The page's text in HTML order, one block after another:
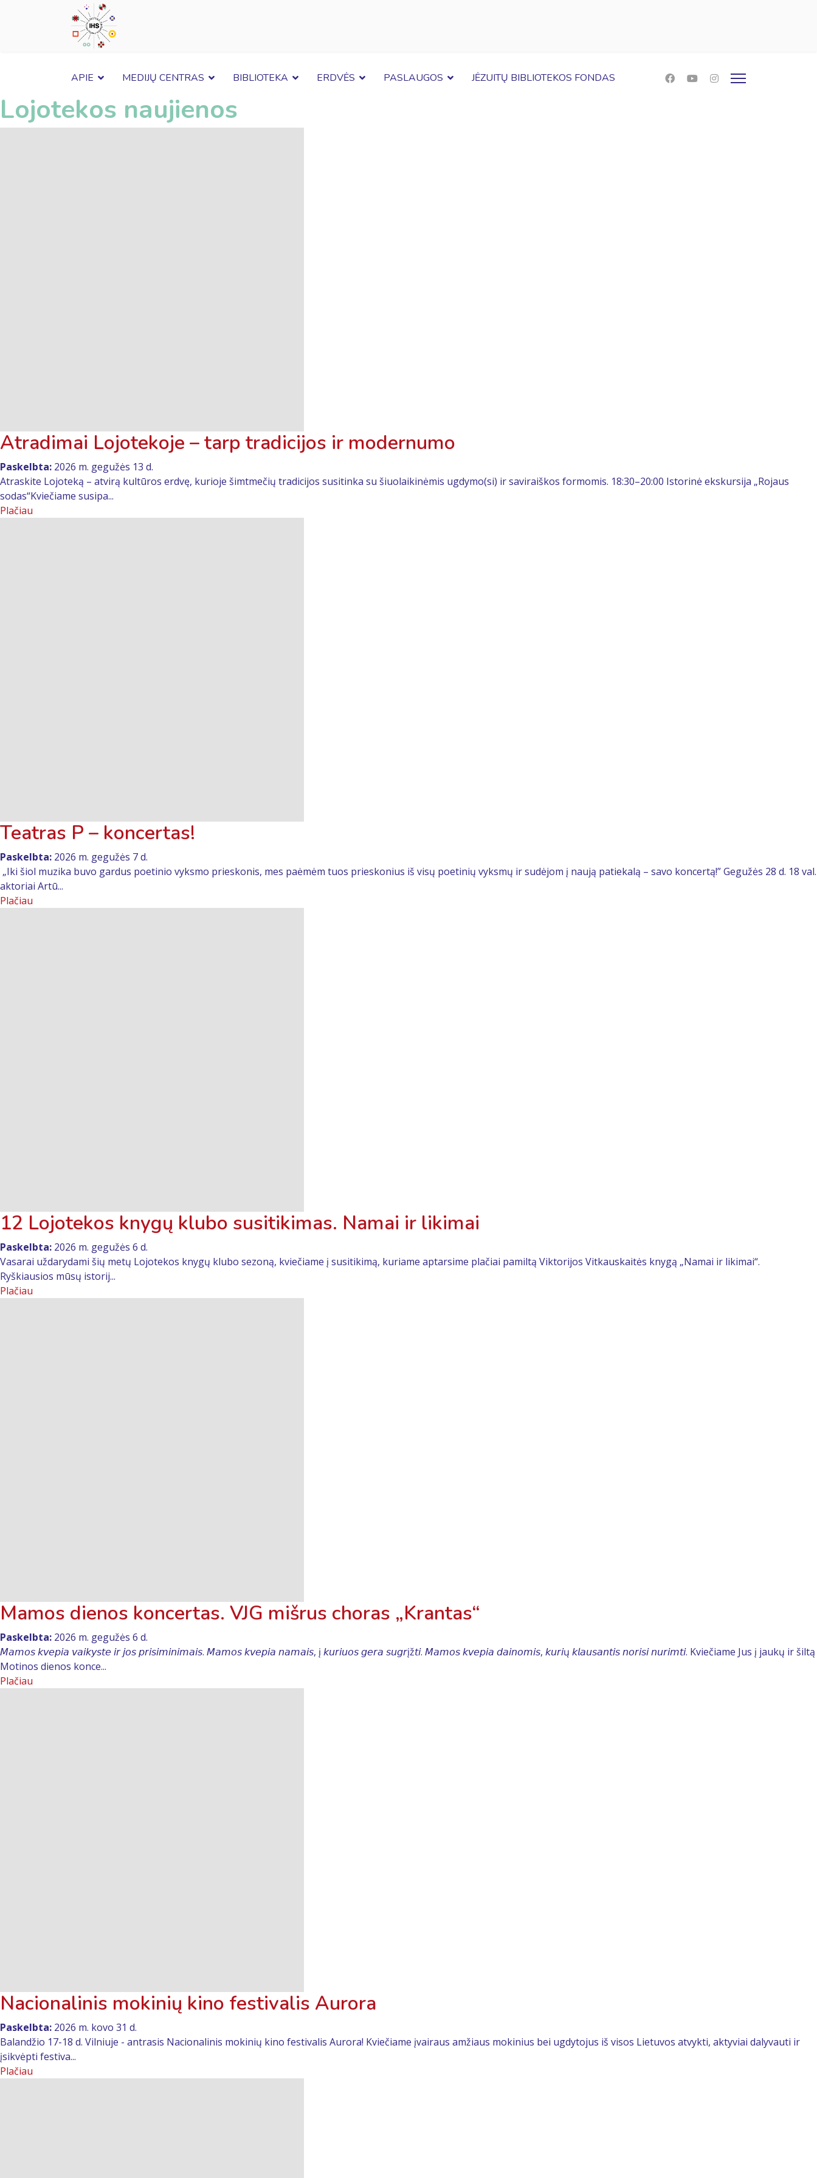
APIE MEDIJŲ CENTRAS BIBLIOTEKA ERDVĖS PASLAUGOS JĖZUITŲ BIBLIOTEKOS FONDAS
Lojotekos naujienos
Atradimai Lojotekoje – tarp tradicijos ir modernumo
Paskelbta: 2026 m. gegužės 13 d.
Atraskite Lojoteką – atvirą kultūros erdvę, kurioje šimtmečių tradicijos susitinka su šiuolaikinėmis ugdymo(si) ir saviraiškos formomis. 18:30–20:00 Istorinė ekskursija „Rojaus
sodas“Kviečiame susipa...
Plačiau
Teatras P – koncertas!
Paskelbta: 2026 m. gegužės 7 d.
„Iki šiol muzika buvo gardus poetinio vyksmo prieskonis, mes paėmėm tuos prieskonius iš visų poetinių vyksmų ir sudėjom į naują patiekalą – savo koncertą!” Gegužės 28 d. 18 val.
aktoriai Artū...
Plačiau
12 Lojotekos knygų klubo susitikimas. Namai ir likimai
Paskelbta: 2026 m. gegužės 6 d.
Vasarai uždarydami šių metų Lojotekos knygų klubo sezoną, kviečiame į susitikimą, kuriame aptarsime plačiai pamiltą Viktorijos Vitkauskaitės knygą „Namai ir likimai“.
Ryškiausios mūsų istorij...
Plačiau
Mamos dienos koncertas. VJG mišrus choras „Krantas“
Paskelbta: 2026 m. gegužės 6 d.
𝘔𝘢𝘮𝘰𝘴 𝘬𝘷𝘦𝘱𝘪𝘢 𝘷𝘢𝘪𝘬𝘺𝘴𝘵𝘦 𝘪𝘳 𝘫𝘰𝘴 𝘱𝘳𝘪𝘴𝘪𝘮𝘪𝘯𝘪𝘮𝘢𝘪𝘴. 𝘔𝘢𝘮𝘰𝘴 𝘬𝘷𝘦𝘱𝘪𝘢 𝘯𝘢𝘮𝘢𝘪𝘴, į 𝘬𝘶𝘳𝘪𝘶𝘰𝘴 𝘨𝘦𝘳𝘢 𝘴𝘶𝘨𝘳įž𝘵𝘪. 𝘔𝘢𝘮𝘰𝘴 𝘬𝘷𝘦𝘱𝘪𝘢 𝘥𝘢𝘪𝘯𝘰𝘮𝘪𝘴, 𝘬𝘶𝘳𝘪ų 𝘬𝘭𝘢𝘶𝘴𝘢𝘯𝘵𝘪𝘴 𝘯𝘰𝘳𝘪𝘴𝘪 𝘯𝘶𝘳𝘪𝘮𝘵𝘪. Kviečiame Jus į jaukų ir šiltą
Motinos dienos konce...
Plačiau
Nacionalinis mokinių kino festivalis Aurora
Paskelbta: 2026 m. kovo 31 d.
Balandžio 17-18 d. Vilniuje - antrasis Nacionalinis mokinių kino festivalis Aurora! Kviečiame įvairaus amžiaus mokinius bei ugdytojus iš visos Lietuvos atvykti, aktyviai dalyvauti ir
įsikvėpti festiva...
Plačiau